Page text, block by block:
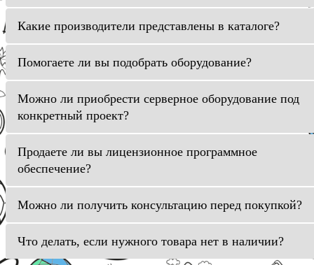
Какие производители представлены в каталоге?
Помогаете ли вы подобрать оборудование?
Можно ли приобрести серверное оборудование под
конкретный проект?
Продаете ли вы лицензионное программное
обеспечение?
Можно ли получить консультацию перед покупкой?
Что делать, если нужного товара нет в наличии?